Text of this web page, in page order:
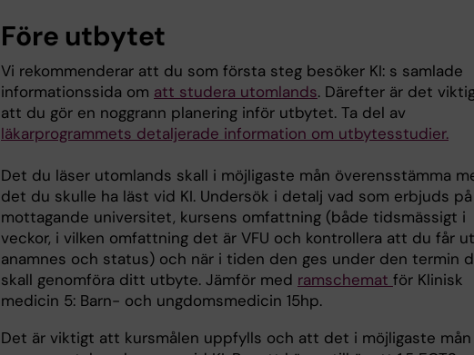
Före utbytet
Vi rekommenderar att du som första steg besöker KI: s samlade
informationssida om att studera utomlands. Därefter är det
att du gör en noggrann planering inför utbytet. Ta del av
läkarprogrammets detaljerade information om utbytesstudier.
Det du läser utomlands skall i möjligaste mån överensstämma
det du skulle ha läst vid KI. Undersök i detalj vad som erbjuds på
mottagande universitet, kursens omfattning (både tidsmässigt i
veckor, i vilken omfattning det är VFU och kontrollera att du får
anamnes och status) och när i tiden den ges under den termin
skall genomföra ditt utbyte. Jämför med ramschemat för Klinisk
medicin 5: Barn- och ungdomsmedicin 15hp.
Det är viktigt att kursmålen uppfylls och att det i möjligaste